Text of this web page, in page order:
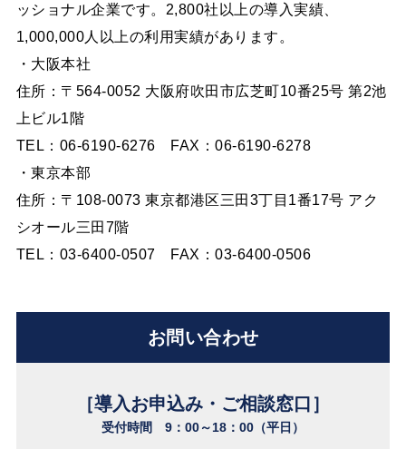
ッショナル企業です。2,800社以上の導入実績、
1,000,000人以上の利用実績があります。
・大阪本社
住所：〒564-0052 大阪府吹田市広芝町10番25号 第2池
上ビル1階
TEL：06-6190-6276 FAX：06-6190-6278
・東京本部
住所：〒108-0073 東京都港区三田3丁目1番17号 アク
シオール三田7階
TEL：03-6400-0507 FAX：03-6400-0506
お問い合わせ
［導入お申込み・ご相談窓口］
受付時間 9：00～18：00（平日）